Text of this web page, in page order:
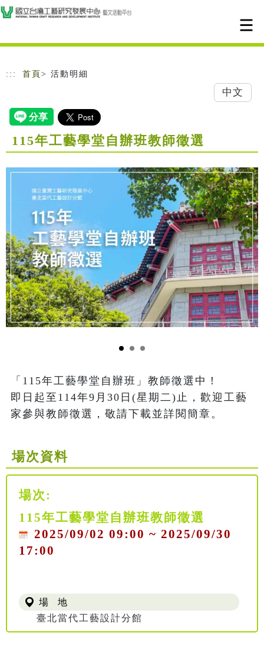
跳到主要內容
網站導覽
::: 首頁 > 活動明細
中文
115年工藝學堂自辦班教師徵選
「115年工藝學堂自辦班」教師徵選中！
即日起至114年9月30日(星期二)止，歡迎工藝
家參與教師徵選，敬請下載並詳閱簡章。
場次資料
場次:
115年工藝學堂自辦班教師徵選
2025/09/02 09:00 ~ 2025/09/30
17:00
場 地
臺北當代工藝設計分館